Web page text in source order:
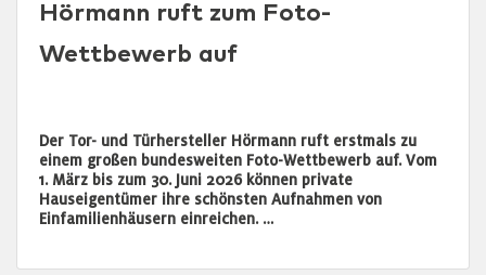
Hörmann ruft zum Foto-
Wettbewerb auf
Der Tor- und Türhersteller Hörmann ruft erstmals zu
einem großen bundesweiten Foto-Wettbewerb auf. Vom
1. März bis zum 30. Juni 2026 können private
Hauseigentümer ihre schönsten Aufnahmen von
Einfamilienhäusern einreichen. …